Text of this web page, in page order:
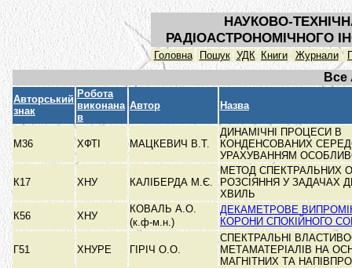
НАУКОВО-
РАДІОАСТРОНОМІЧНОГО
Головна Пошук УДК Книги Журнали
Все
Авторський
знак
Робота
виконана
в
Автор Назва
М36 ХФТІ МАЦКЕВИЧ В.Т.
ДИНАМІЧНІ ПРОЦЕСИ В
КОНДЕНСОВАНИХ
УРАХУВАННЯМ
К17 ХНУ КАЛІБЕРДА М.Є.
МЕТОД СПЕКТРАЛЬНИХ
РОЗСІЯННЯ У ЗАДАЧАХ
ХВИЛЬ
К56
ХНУ
КОВАЛЬ А.О.
(к.ф-м.н.)
ДЕКАМЕТРОВЕ
КОРОНИ СПОКІЙНОГО
Г51 ХНУРЕ ГІРІЧ О.О.
СПЕКТРАЛЬНІ
МЕТАМАТЕРІАЛІВ НА
МАГНІТНИХ ТА